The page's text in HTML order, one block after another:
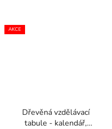
AKCE
Dřevěná vzdělávací
tabule - kalendář,